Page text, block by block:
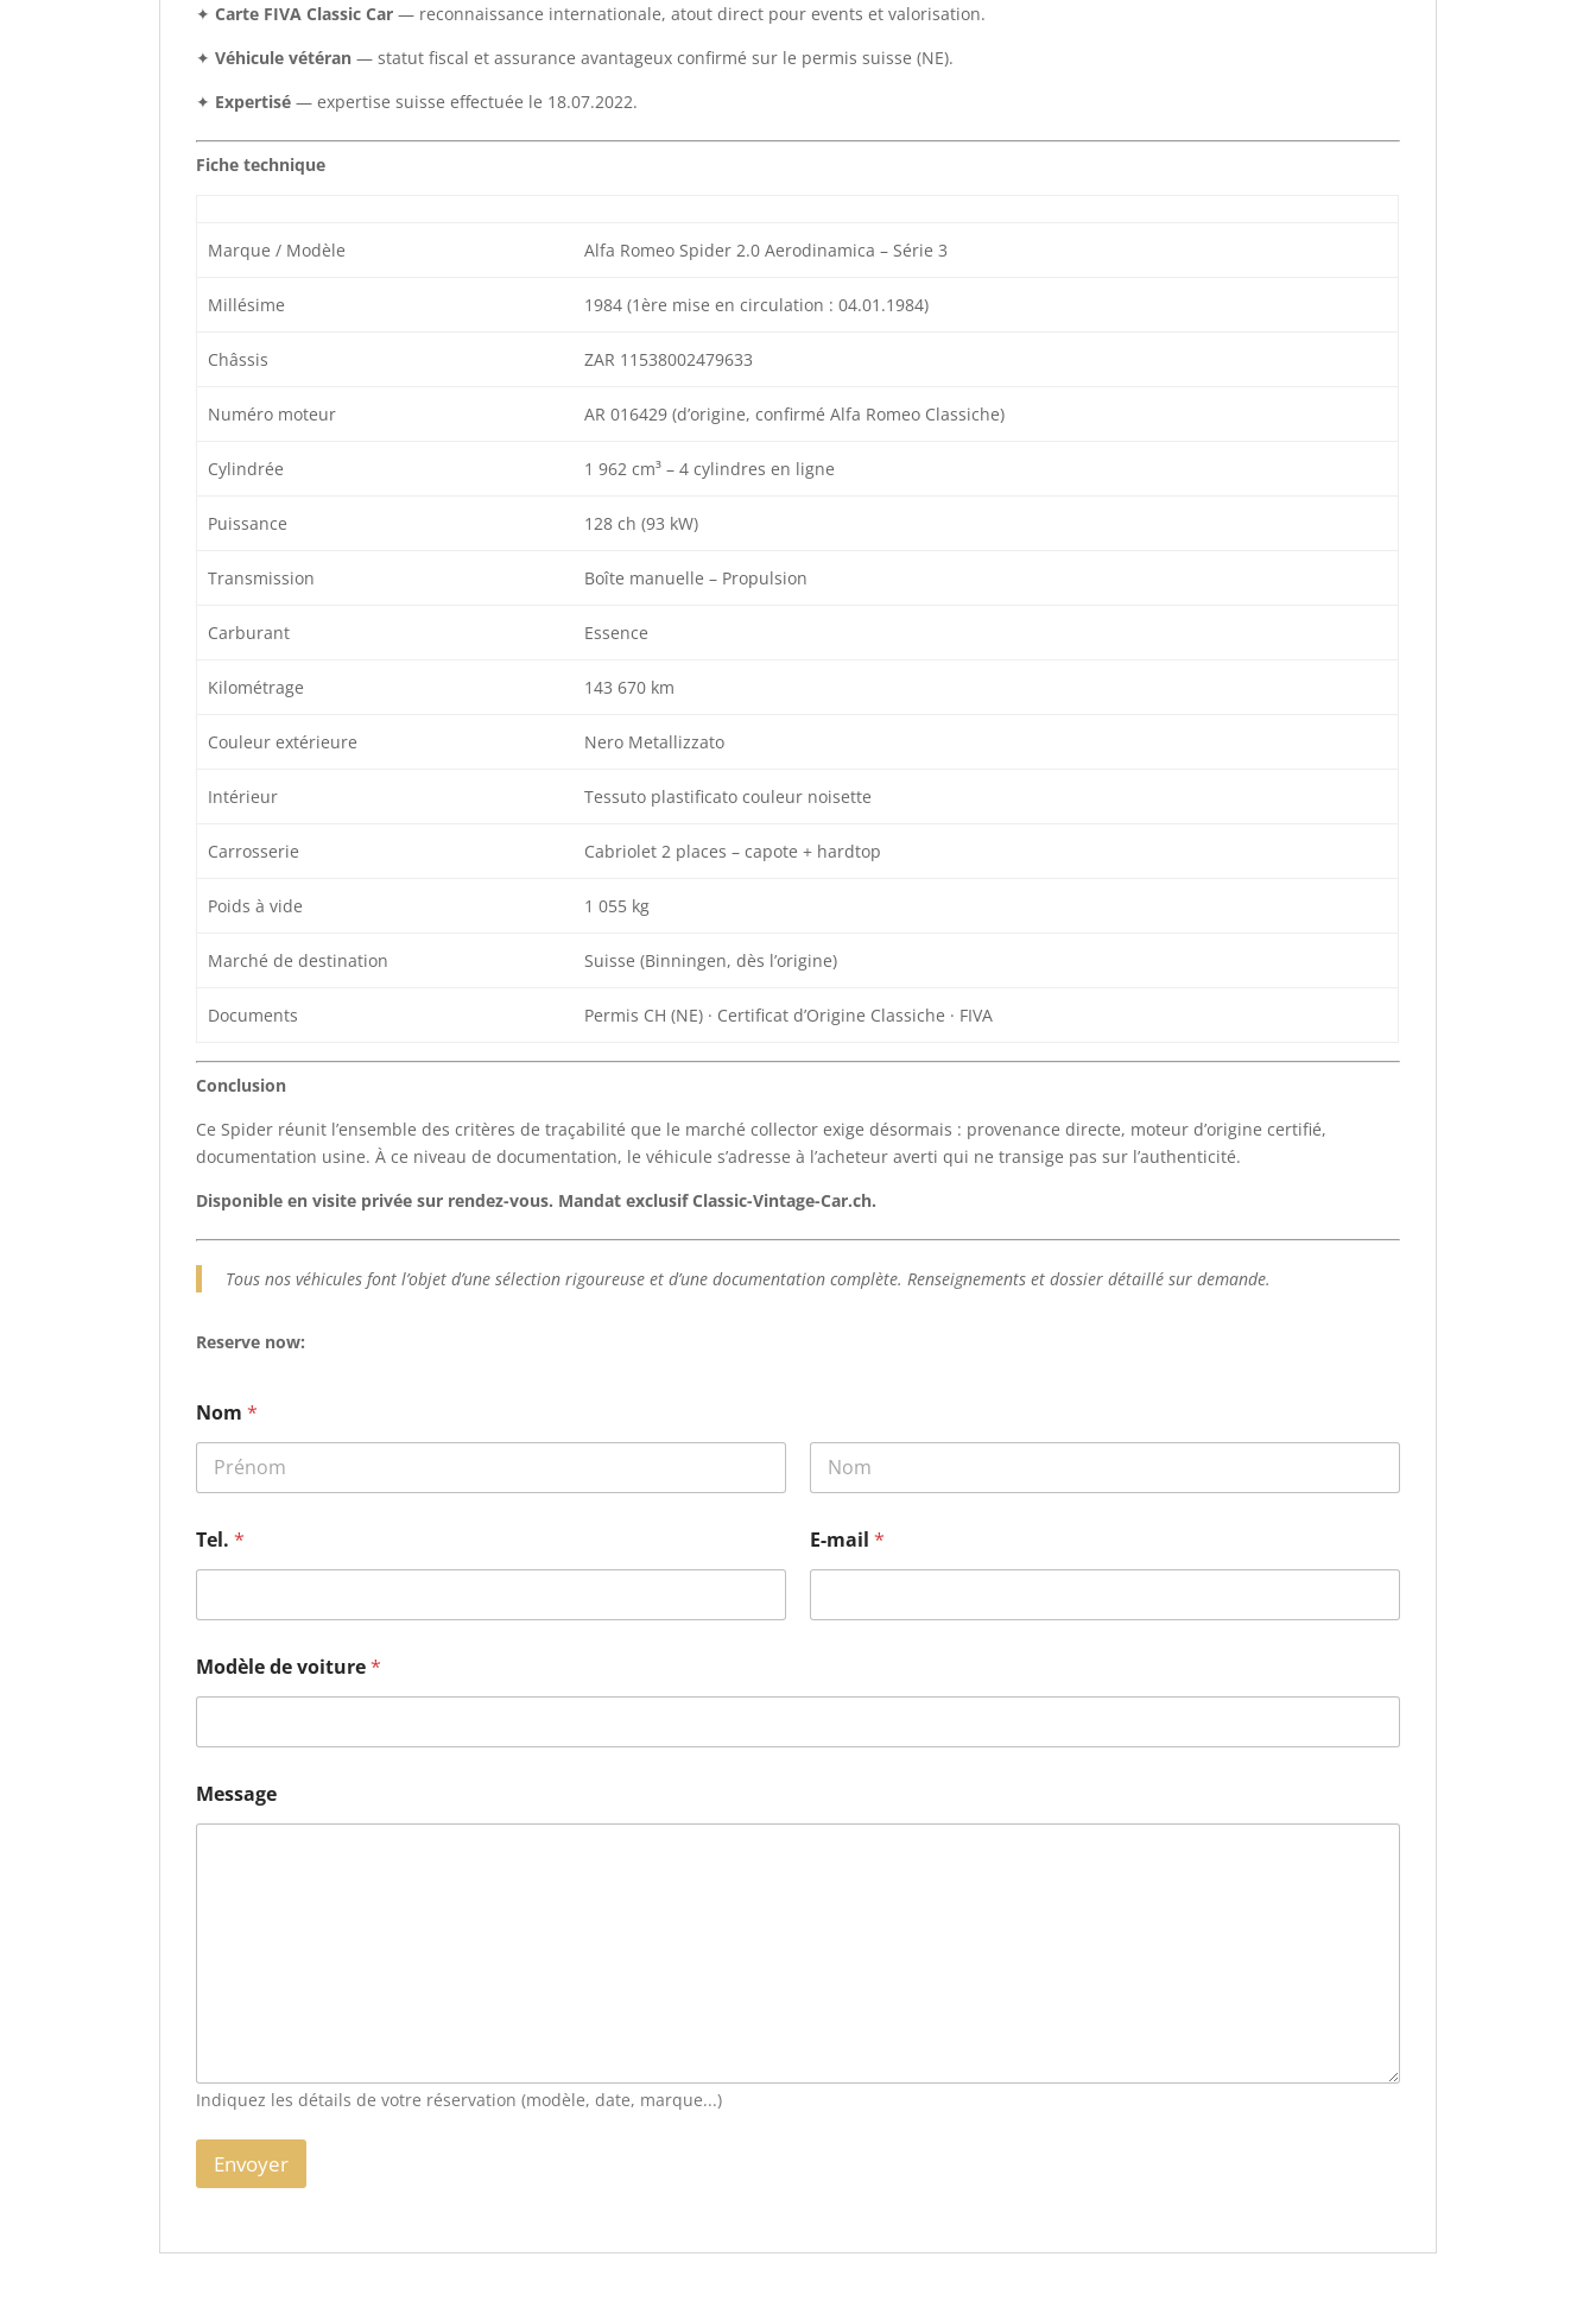
✦Carte FIVA Classic Car — reconnaissance internationale, atout direct pour events et valorisation.
✦Véhicule vétéran — statut fiscal et assurance avantageux confirmé sur le permis suisse (NE).
✦ Expertisé — expertise suisse effectuée le 18.07.2022.
Fiche technique
Marque / Modèle Alfa Romeo Spider 2.0 Aerodinamica – Série 3
Millésime 1984 (1ère mise en circulation : 04.01.1984)
Châssis ZAR 11538002479633
Numéro moteur AR 016429 (d’origine, confirmé Alfa Romeo Classiche)
Cylindrée 1 962 cm³ – 4 cylindres en ligne
Puissance 128 ch (93 kW)
Transmission Boîte manuelle – Propulsion
Carburant Essence
Kilométrage 143 670 km
Couleur extérieure Nero Metallizzato
Intérieur Tessuto plastificato couleur noisette
Carrosserie Cabriolet 2 places – capote + hardtop
Poids à vide 1 055 kg
Marché de destination Suisse (Binningen, dès l’origine)
Documents Permis CH (NE) · Certificat d’Origine Classiche · FIVA
Conclusion
Ce Spider réunit l’ensemble des critères de traçabilité que le marché collector exige désormais : provenance directe, moteur d’origine certifié,
documentation usine. À ce niveau de documentation, le véhicule s’adresse à l’acheteur averti qui ne transige pas sur l’authenticité.
Disponible en visite privée sur rendez-vous. Mandat exclusif Classic-Vintage-Car.ch.
Tous nos véhicules font l’objet d’une sélection rigoureuse et d’une documentation complète. Renseignements et dossier détaillé sur demande.
Reserve now:
Nom*
Tel.*
o
è
E-mail *
Modèle de voiture*
Message
Indiquez les détails de votre réservation (modèle, date, marque...)
Envoyer